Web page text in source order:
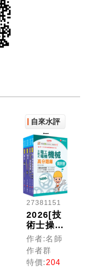
自來水評
價
27381151
2026[技
術士操作
類-甲(機
電)]台水
招考題庫
版套書：
作者:名師
作者群
特價: 204